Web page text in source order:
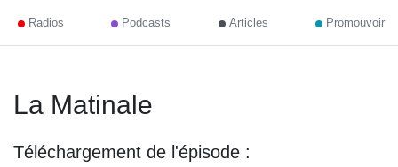
Radios Podcasts Articles Promouvoir
La Matinale
Téléchargement de l'épisode :